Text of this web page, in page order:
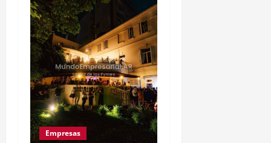
Empresas